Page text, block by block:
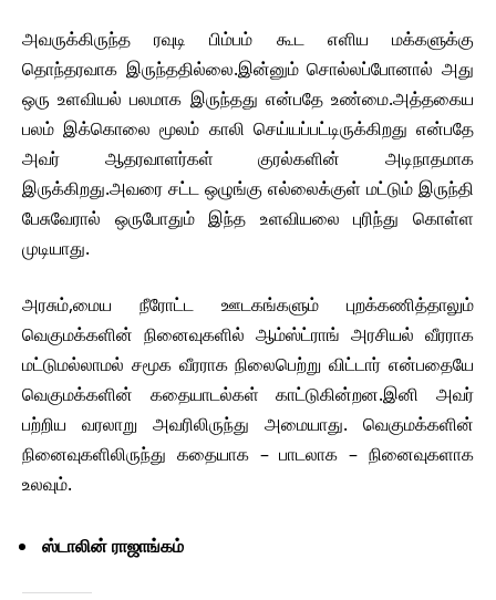
அவருக்கிருந்த ரவுடி பிம்பம் கூட எளிய மக்களுக்கு
தொந்தரவாக இருந்ததில்லை.இன்னும் சொல்லப்போனால் அது
ஒரு உளவியல் பலமாக இருந்தது என்பதே உண்மை.அத்தகைய
பலம் இக்கொலை மூலம் காலி செய்யப்பட்டிருக்கிறது என்பதே
அவர் ஆதரவாளர்கள் குரல்களின் அடிநாதமாக
இருக்கிறது.அவரை சட்ட ஒழுங்கு எல்லைக்குள் மட்டும் இருந்தி
பேசுவேரால் ஒருபோதும் இந்த உளவியலை புரிந்து கொள்ள
முடியாது.
அரசும்,மைய நீரோட்ட ஊடகங்களும் புறக்கணித்தாலும்
வெகுமக்களின் நினைவுகளில் ஆம்ஸ்ட்ராங் அரசியல் வீரராக
மட்டுமல்லாமல் சமூக வீரராக நிலைபெற்று விட்டார் என்பதையே
வெகுமக்களின் கதையாடல்கள் காட்டுகின்றன.இனி அவர்
பற்றிய வரலாறு அவரிலிருந்து அமையாது. வெகுமக்களின்
நினைவுகளிலிருந்து கதையாக – பாடலாக – நினைவுகளாக
உலவும்.
ஸ்டாலின் ராஜாங்கம்